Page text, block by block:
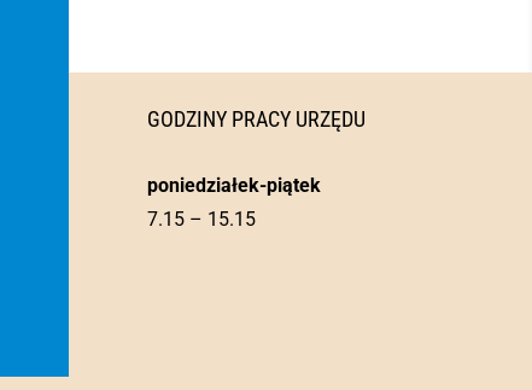
GODZINY PRACY URZĘDU
poniedziałek-piątek
7.15 – 15.15